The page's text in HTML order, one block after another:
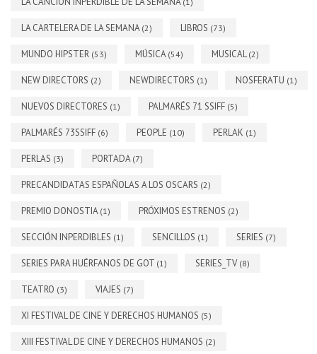
LA CARTELERA DE LA SEMANA (2) LIBROS (73)
MUNDO HIPSTER (53) MÚSICA (54) MUSICAL(2)
NEW DIRECTORS (2) NEWDIRECTORS (1) NOSFERATU (1)
NUEVOS DIRECTORES (1) PALMARÉS 71 SSIFF (5)
PALMARÉS 73SSIFF (6) PEOPLE (10) PERLAK (1)
PERLAS (3) PORTADA (7)
PRECANDIDATAS ESPAÑOLAS A LOS OSCARS (2)
PREMIO DONOSTIA (1) PRÓXIMOS ESTRENOS (2)
SECCIÓN INPERDIBLES (1) SENCILLOS (1) SERIES (7)
SERIES PARA HUÉRFANOS DE GOT (1) SERIES_TV (8)
TEATRO (3) VIAJES (7)
XI FESTIVAL DE CINE Y DERECHOS HUMANOS (5)
XIII FESTIVAL DE CINE Y DERECHOS HUMANOS (2)